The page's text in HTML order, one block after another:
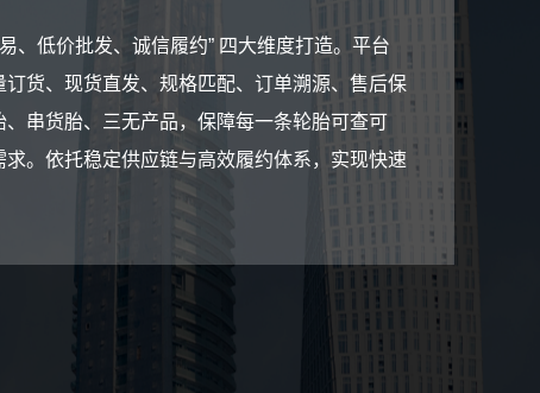
、低价批发、诚信履约” 四大维度打造。平台
货、现货直发、规格匹配、订单溯源、售后保
串货胎、三无产品，保障每一条轮胎可查可
。依托稳定供应链与高效履约体系，实现快速